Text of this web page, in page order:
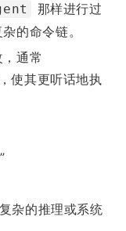
那样进行过
的命令链。
通常
使其更听话地执
杂的推理或系统